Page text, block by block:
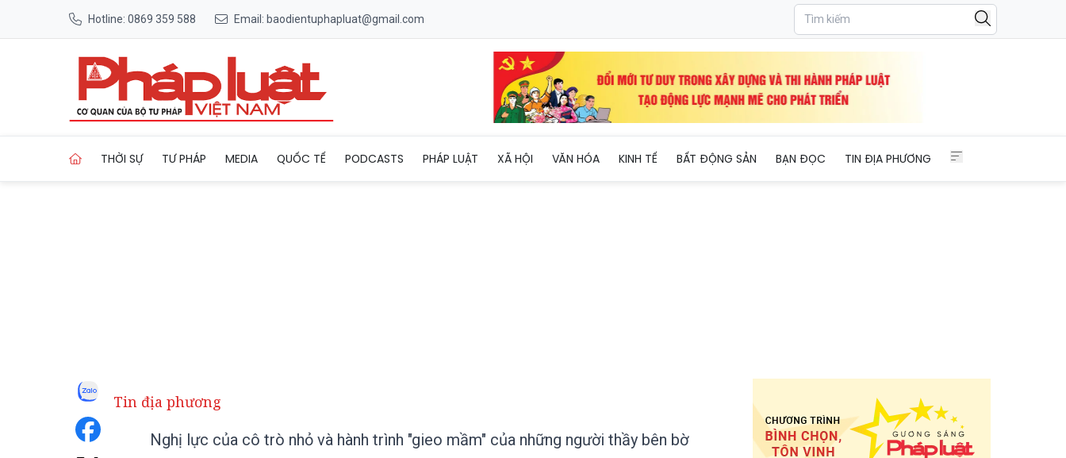
Hotline: 0869 359 588 Email: baodientuphapluat@gmail.com
THỜI SỰ TƯ PHÁP MEDIA QUỐC TẾ PODCASTS PHÁP LUẬT XÃ HỘI VĂN HÓA KINH TẾ BẤT ĐỘNG SẢN BẠN ĐỌC TIN ĐỊA PHƯƠNG
Tin địa phương
Nghị lực của cô trò nhỏ và hành trình "gieo mầm" của những người thầy bên bờ